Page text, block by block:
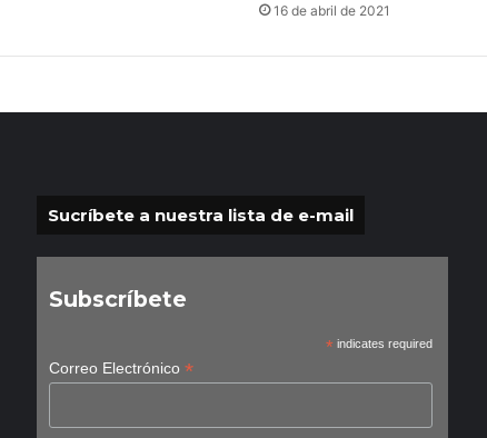
16 de abril de 2021
Sucríbete a nuestra lista de e-mail
Subscríbete
* indicates required
Correo Electrónico*